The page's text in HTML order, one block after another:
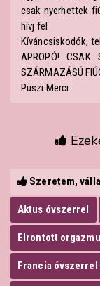
csak nyerhettek
hívj fel
Kíváncsiskodók,
APROPÓ! CSAK
SZÁRMAZÁSÚ
Puszi Merci
Szeretem,
Aktus óvszerrel
Elrontott
Francia óvszerrel